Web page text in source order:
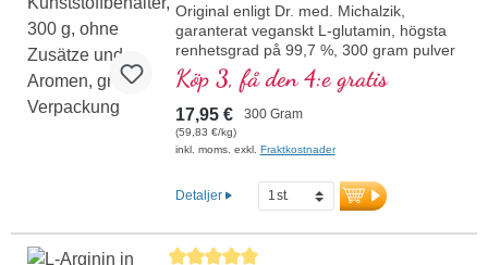
Original enligt Dr. med. Michalzik,
garanterat veganskt L-glutamin, högsta
renhetsgrad på 99,7 %, 300 gram pulver
från majsfermentering, särskilt väl
biotillgängligt, fritt från genteknik,
glutenfritt, veganskt, inga tillsatser.
Utvecklat av ett läkarteam under ledning
av Dr. med. Alexander Michalzik, över 20
Köp 3, få den 4:e gratis
17,95 € 300 Gram
(59,83 €/kg)
inkl. moms. exkl. Fraktkostnader
Detaljer
Genomsnittligt betyg på 5 av 5 stjärnor